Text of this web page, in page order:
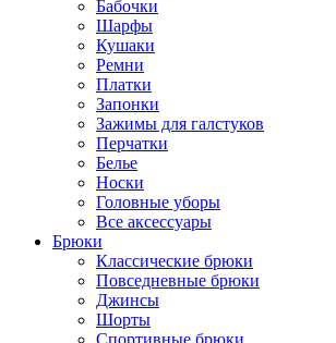
Бабочки
Шарфы
Кушаки
Ремни
Платки
Запонки
Зажимы для галстуков
Перчатки
Белье
Носки
Головные уборы
Все аксессуары
Брюки
Классические брюки
Повседневные брюки
Джинсы
Шорты
Спортивные брюки